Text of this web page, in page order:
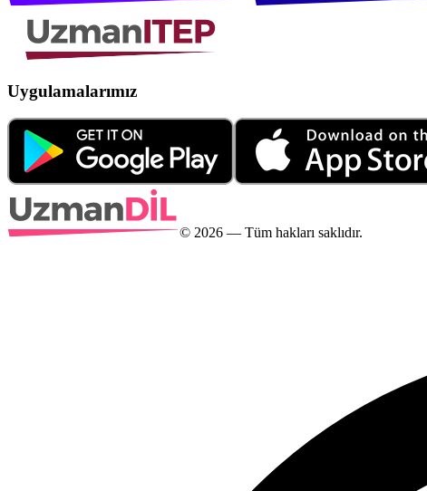
Uygulamalarımız
© 2026 — Tüm hakları saklıdır.